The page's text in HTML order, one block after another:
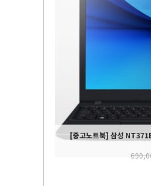
[중고노트북] 삼성